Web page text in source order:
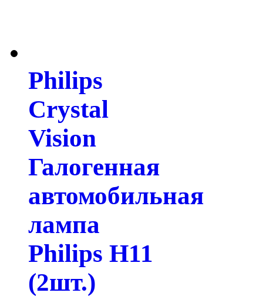
Philips
Crystal
Vision
Галогенная
автомобильная
лампа
Philips H11
(2шт.)